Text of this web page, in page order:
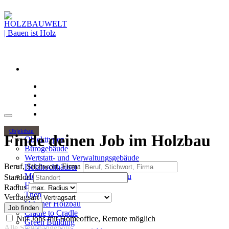
Objektbau
Objekttypen
Bürogebäude
Wertstatt- und Verwaltungsgebäude
Holzhochhäuser
Mehrgeschossiger Wohnungsbau
Hallenbau
Themen
Urbaner Holzbau
Cradle to Cradle
Green Building
Finde deinen Job im Holzbau
Beruf, Stichwort, Firma
Standort
Radius
Vertragsart
Nur Jobs mit Homeoffice, Remote möglich